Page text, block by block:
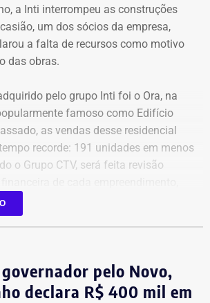
a Inti interrompeu as construções
um dos sócios da empresa,
a falta de recursos como motivo
das obras.
pelo grupo Inti foi o Ora, na
famoso como Edifício
as vendas desse residencial
recorde: 191 unidades em menos
o Grupo CTV, será feita revisão
dos canteiros. Cronogramas de
datas. Também haverá a definição
pelo Novo,
declara R$ 400 mil em